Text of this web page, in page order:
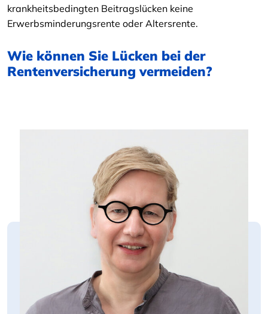
krankheitsbedingten Beitragslücken keine
Erwerbsminderungsrente oder Altersrente.
Wie können Sie Lücken bei der
Rentenversicherung vermeiden?